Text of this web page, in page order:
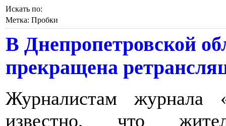
Искать по:
Метка: Пробки
В Днепропетровской
прекращена
Журналистам журнала
известно, что